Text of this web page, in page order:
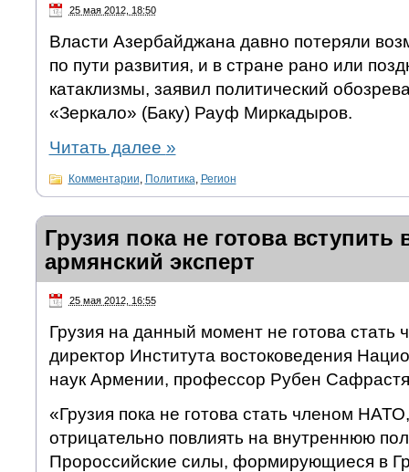
25 мая 2012, 18:50
Власти Азербайджана давно потеряли
по пути развития, и в стране рано или
катаклизмы, заявил политический
«Зеркало» (Баку) Рауф Миркадыров.
Читать далее »
Комментарии, Политика, Регион
Грузия пока не готова вступить
армянский эксперт
25 мая 2012, 16:55
Грузия на данный момент не готова стать
директор Института востоковедения
наук Армении, профессор Рубен
«Грузия пока не готова стать членом
отрицательно повлиять на внутреннюю
Пророссийские силы, формирующиеся в